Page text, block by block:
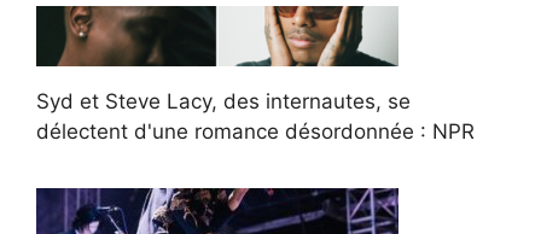
Syd et Steve Lacy, des internautes, se
délectent d'une romance désordonnée : NPR